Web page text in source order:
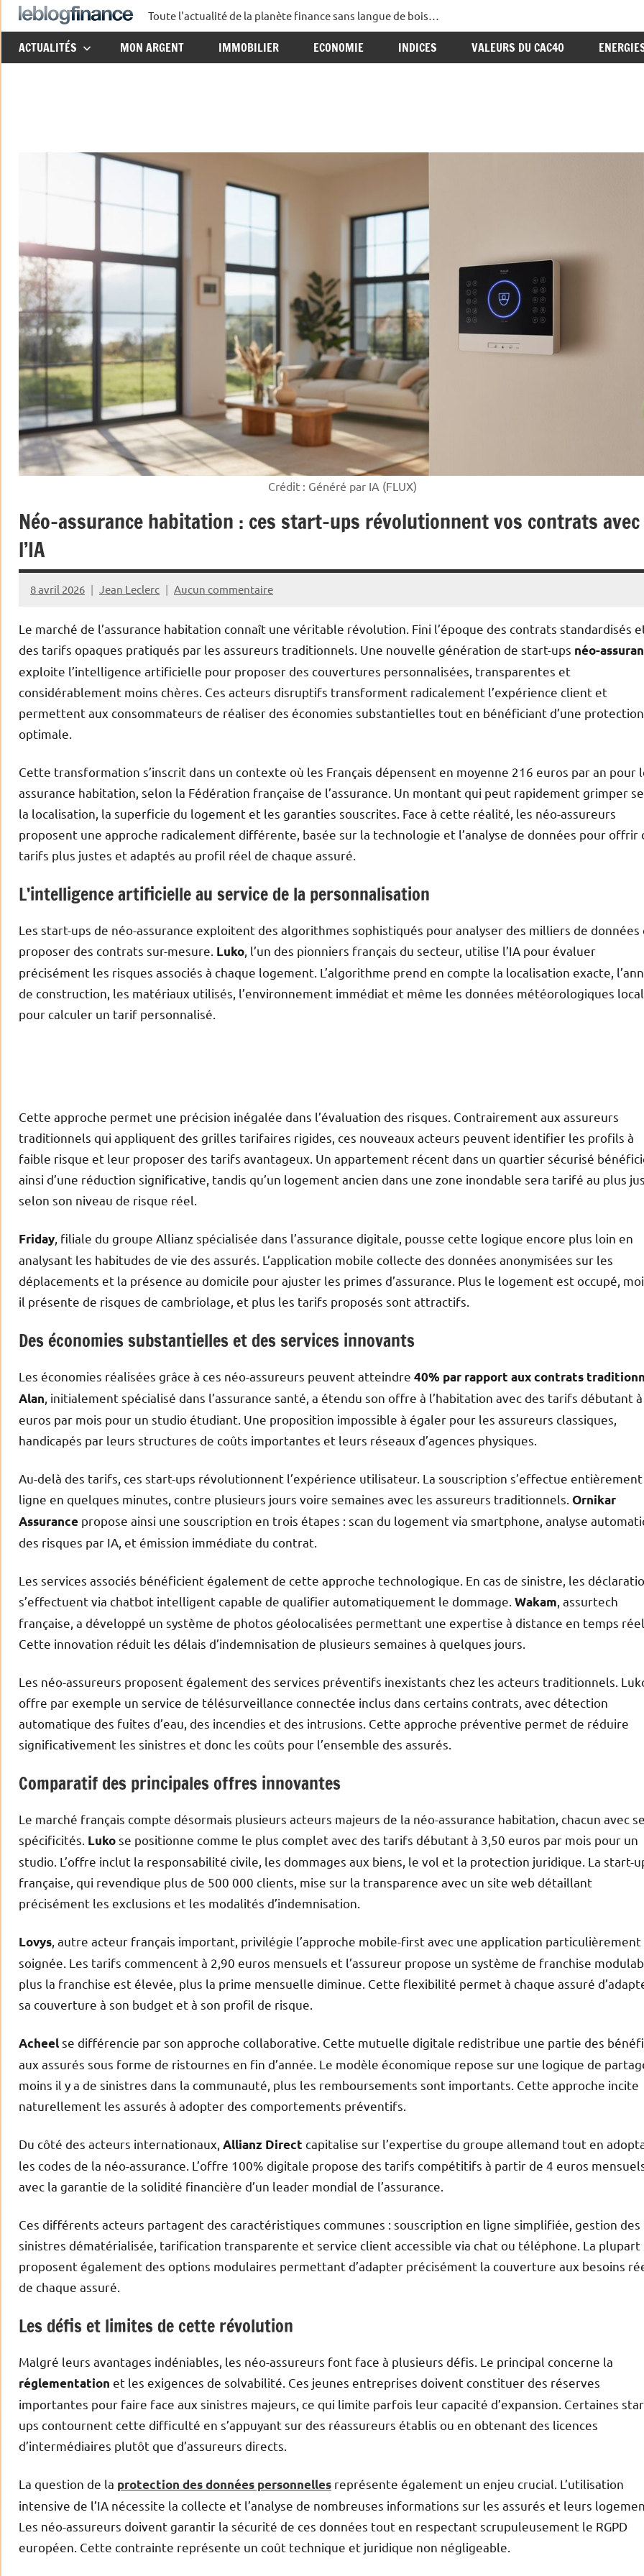
Aller
au
contenu
Le
Blog
Toute l'actualité de la planète finance sans langue de bois…
ACTUALITÉS MON ARGENT IMMOBILIER ECONOMIE INDICES VALEURS DU CAC40
Crédit : Généré par IA (FLUX)
Néo-assurance habitation : ces start-ups révolutionnent vos contrats avec
l’IA
8 avril 2026 Jean Leclerc Aucun commentaire
Le marché de l’assurance habitation connaît une véritable révolution. Fini l’époque des contrats standardisés
des tarifs opaques pratiqués par les assureurs traditionnels. Une nouvelle génération de start-ups néo-
exploite l’intelligence artificielle pour proposer des couvertures personnalisées, transparentes et
considérablement moins chères. Ces acteurs disruptifs transforment radicalement l’expérience client et
permettent aux consommateurs de réaliser des économies substantielles tout en bénéficiant d’une protection
optimale.
Cette transformation s’inscrit dans un contexte où les Français dépensent en moyenne 216 euros par an pour
assurance habitation, selon la Fédération française de l’assurance. Un montant qui peut rapidement grimper
la localisation, la superficie du logement et les garanties souscrites. Face à cette réalité, les néo-assureurs
proposent une approche radicalement différente, basée sur la technologie et l’analyse de données pour offrir
tarifs plus justes et adaptés au profil réel de chaque assuré.
L’intelligence artificielle au service de la personnalisation
Les start-ups de néo-assurance exploitent des algorithmes sophistiqués pour analyser des milliers de données
proposer des contrats sur-mesure. Luko , l’un des pionniers français du secteur, utilise l’IA pour évaluer
précisément les risques associés à chaque logement. L’algorithme prend en compte la localisation exacte,
de construction, les matériaux utilisés, l’environnement immédiat et même les données météorologiques
pour calculer un tarif personnalisé.
Cette approche permet une précision inégalée dans l’évaluation des risques. Contrairement aux assureurs
traditionnels qui appliquent des grilles tarifaires rigides, ces nouveaux acteurs peuvent identifier les profils à
faible risque et leur proposer des tarifs avantageux. Un appartement récent dans un quartier sécurisé
ainsi d’une réduction significative, tandis qu’un logement ancien dans une zone inondable sera tarifé au plus
selon son niveau de risque réel.
Friday , filiale du groupe Allianz spécialisée dans l’assurance digitale, pousse cette logique encore plus loin en
analysant les habitudes de vie des assurés. L’application mobile collecte des données anonymisées sur les
déplacements et la présence au domicile pour ajuster les primes d’assurance. Plus le logement est occupé,
il présente de risques de cambriolage, et plus les tarifs proposés sont attractifs.
Des économies substantielles et des services innovants
Les économies réalisées grâce à ces néo-assureurs peuvent atteindre 40% par rapport aux contrats
Alan , initialement spécialisé dans l’assurance santé, a étendu son offre à l’habitation avec des tarifs débutant à
euros par mois pour un studio étudiant. Une proposition impossible à égaler pour les assureurs classiques,
handicapés par leurs structures de coûts importantes et leurs réseaux d’agences physiques.
Au-delà des tarifs, ces start-ups révolutionnent l’expérience utilisateur. La souscription s’effectue
ligne en quelques minutes, contre plusieurs jours voire semaines avec les assureurs traditionnels. Ornikar
Assurance propose ainsi une souscription en trois étapes : scan du logement via smartphone, analyse
des risques par IA, et émission immédiate du contrat.
Les services associés bénéficient également de cette approche technologique. En cas de sinistre, les
s’effectuent via chatbot intelligent capable de qualifier automatiquement le dommage. Wakam , assurtech
française, a développé un système de photos géolocalisées permettant une expertise à distance en temps réel.
Cette innovation réduit les délais d’indemnisation de plusieurs semaines à quelques jours.
Les néo-assureurs proposent également des services préventifs inexistants chez les acteurs traditionnels.
offre par exemple un service de télésurveillance connectée inclus dans certains contrats, avec détection
automatique des fuites d’eau, des incendies et des intrusions. Cette approche préventive permet de réduire
significativement les sinistres et donc les coûts pour l’ensemble des assurés.
Comparatif des principales offres innovantes
Le marché français compte désormais plusieurs acteurs majeurs de la néo-assurance habitation, chacun avec
spécificités. Lukose positionne comme le plus complet avec des tarifs débutant à 3,50 euros par mois pour un
studio. L’offre inclut la responsabilité civile, les dommages aux biens, le vol et la protection juridique. La start-
française, qui revendique plus de 500 000 clients, mise sur la transparence avec un site web détaillant
précisément les exclusions et les modalités d’indemnisation.
Lovys , autre acteur français important, privilégie l’approche mobile-first avec une application particulièrement
soignée. Les tarifs commencent à 2,90 euros mensuels et l’assureur propose un système de franchise
plus la franchise est élevée, plus la prime mensuelle diminue. Cette flexibilité permet à chaque assuré
sa couverture à son budget et à son profil de risque.
Acheelse différencie par son approche collaborative. Cette mutuelle digitale redistribue une partie des
aux assurés sous forme de ristournes en fin d’année. Le modèle économique repose sur une logique de
moins il y a de sinistres dans la communauté, plus les remboursements sont importants. Cette approche incite
naturellement les assurés à adopter des comportements préventifs.
Du côté des acteurs internationaux, Allianz Direct capitalise sur l’expertise du groupe allemand tout en
les codes de la néo-assurance. L’offre 100% digitale propose des tarifs compétitifs à partir de 4 euros
avec la garantie de la solidité financière d’un leader mondial de l’assurance.
Ces différents acteurs partagent des caractéristiques communes : souscription en ligne simplifiée, gestion des
sinistres dématérialisée, tarification transparente et service client accessible via chat ou téléphone. La plupart
proposent également des options modulaires permettant d’adapter précisément la couverture aux besoins
de chaque assuré.
Les défis et limites de cette révolution
Malgré leurs avantages indéniables, les néo-assureurs font face à plusieurs défis. Le principal concerne la
réglementation et les exigences de solvabilité. Ces jeunes entreprises doivent constituer des réserves
importantes pour faire face aux sinistres majeurs, ce qui limite parfois leur capacité d’expansion. Certaines
ups contournent cette difficulté en s’appuyant sur des réassureurs établis ou en obtenant des licences
d’intermédiaires plutôt que d’assureurs directs.
La question de la protection des données personnelles représente également un enjeu crucial. L’utilisation
intensive de l’IA nécessite la collecte et l’analyse de nombreuses informations sur les assurés et leurs
Les néo-assureurs doivent garantir la sécurité de ces données tout en respectant scrupuleusement le RGPD
européen. Cette contrainte représente un coût technique et juridique non négligeable.